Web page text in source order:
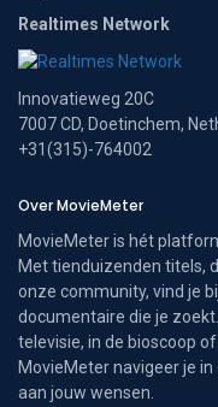
Realtimes Network
Innovatieweg 20C
7007 CD, Doetinchem,
+31(315)-764002
Over MovieMeter
MovieMeter is hét
Met tienduizenden titels,
onze community, vind je
documentaire die je
televisie, in de bioscoop
MovieMeter navigeer je
aan jouw wensen.